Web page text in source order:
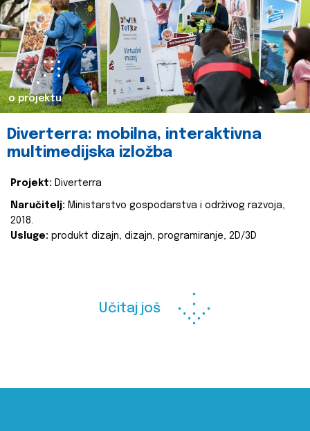
o projektu
Diverterra: mobilna, interaktivna
multimedijska izložba
Projekt: Diverterra
Naručitelj: Ministarstvo gospodarstva i održivog razvoja,
2018.
Usluge: produkt dizajn, dizajn, programiranje, 2D/3D
Učitaj još